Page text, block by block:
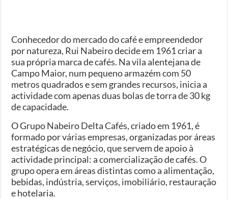
Conhecedor do mercado do café e empreendedor
por natureza, Rui Nabeiro decide em 1961 criar a
sua própria marca de cafés. Na vila alentejana de
Campo Maior, num pequeno armazém com 50
metros quadrados e sem grandes recursos, inicia a
actividade com apenas duas bolas de torra de 30 kg
de capacidade.
O Grupo Nabeiro Delta Cafés, criado em 1961, é
formado por várias empresas, organizadas por áreas
estratégicas de negócio, que servem de apoio à
actividade principal: a comercialização de cafés. O
grupo opera em áreas distintas como a alimentação,
bebidas, indústria, serviços, imobiliário, restauração
e hotelaria.